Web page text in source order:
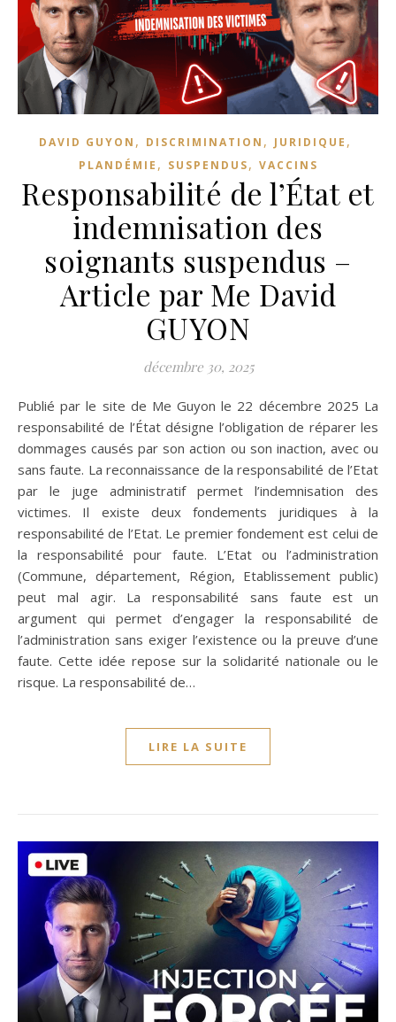
DAVID GUYON , DISCRIMINATION , JURIDIQUE ,
PLANDÉMIE , SUSPENDUS, VACCINS
Responsabilité de l’État et
indemnisation des
soignants suspendus –
Article par Me David
GUYON
décembre 30, 2025
Publié par le site de Me Guyon le 22 décembre 2025 La
responsabilité de l’État désigne l’obligation de réparer les
dommages causés par son action ou son inaction, avec ou
sans faute. La reconnaissance de la responsabilité de l’Etat
par le juge administratif permet l’indemnisation des
victimes. Il existe deux fondements juridiques à la
responsabilité de l’Etat. Le premier fondement est celui de
la responsabilité pour faute. L’Etat ou l’administration
(Commune, département, Région, Etablissement public)
peut mal agir. La responsabilité sans faute est un
argument qui permet d’engager la responsabilité de
l’administration sans exiger l’existence ou la preuve d’une
faute. Cette idée repose sur la solidarité nationale ou le
risque. La responsabilité de…
LIRE LA SUITE